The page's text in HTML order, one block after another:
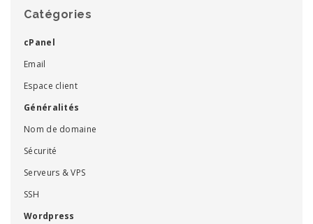
Catégories
cPanel
Email
Espace client
Généralités
Nom de domaine
Sécurité
Serveurs & VPS
SSH
Wordpress